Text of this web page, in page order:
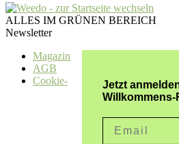
ALLES IM GRÜNEN BEREICH
Newsletter
Jetzt
Magazin
AGB
Cookie-